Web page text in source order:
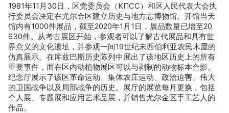
1981年11月30日，区党委员会（КПСС）和区人民代表大会执
行委员会决定在尤尔金区建立历史与地方志博物馆。开馆当天
馆内有1000件展品，截至2020年1月1日，展品数量已增至20
630件。从考古展区开始，参观者可以了解古代展品和具有世
界意义的文化遗址，并参观一间19世纪末西伯利亚农民木屋的
仿真展示。在库兹巴斯历史陈列中展出了该地区历史上的所有
重要事件，而在区内动植物展区可以与剥制的动物标本合影。
纪念厅展示了该区革命运动、集体农庄运动、政治迫害、伟大
的卫国战争以及局部战争的历史。展厅的展览每月更换，包括
个人展、专题展和应用艺术品展，并销售尤尔金区手工艺人的
作品。